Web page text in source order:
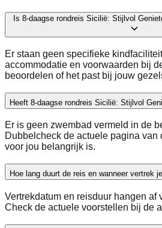
Is 8-daagse rondreis Sicilië: Stijlvol
Er staan geen specifieke
accommodatie en voorwaarden bij
beoordelen of het past bij jouw
Heeft 8-daagse rondreis Sicilië: Stijlvol
Er is geen zwembad vermeld in de
Dubbelcheck de actuele pagina van
voor jou belangrijk is.
Hoe lang duurt de reis en wanneer vertrek
Vertrekdatum en reisduur hangen af
Check de actuele voorstellen bij de